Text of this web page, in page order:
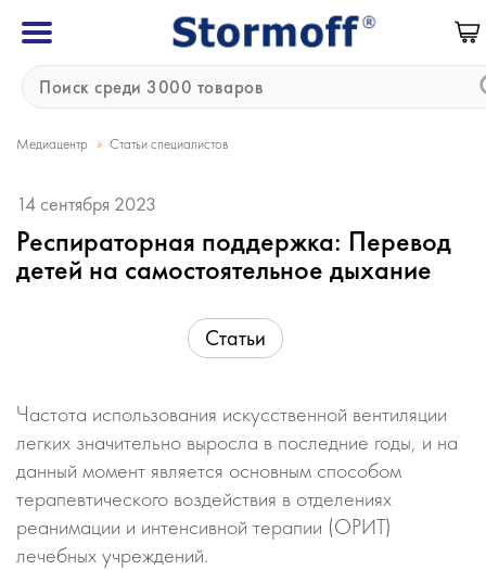
Медиацентр » Статьи специалистов
14 сентября 2023
Респираторная поддержка: Перевод
детей на самостоятельное дыхание
Статьи
Частота использования искусственной вентиляции
легких значительно выросла в последние годы, и на
данный момент является основным способом
терапевтического воздействия в отделениях
реанимации и интенсивной терапии (ОРИТ)
лечебных учреждений.